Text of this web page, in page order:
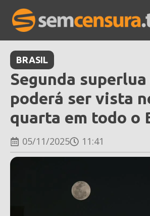
BRASIL
Segunda superlua
poderá ser vista
quarta em todo o
05/11/2025 11:41